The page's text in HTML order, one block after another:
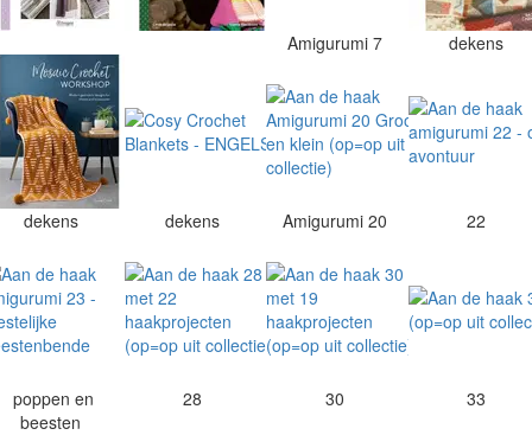
Amigurumi 7 dekens
dekens dekens Amigurumi 20 22
poppen en
beesten
28 30 33